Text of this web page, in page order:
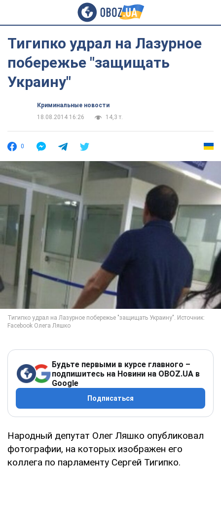
Тигипко удрал на Лазурное
побережье "защищать
Украину"
Криминальные новости
18.08.2014 16:26
14,3 т.
0
Будьте первыми в курсе главного –
подпишитесь на Новини на OBOZ.UA в
Google
Подписаться
Народный депутат Олег Ляшко опубликовал
фотографии, на которых изображен его
коллега по парламенту Сергей Тигипко.